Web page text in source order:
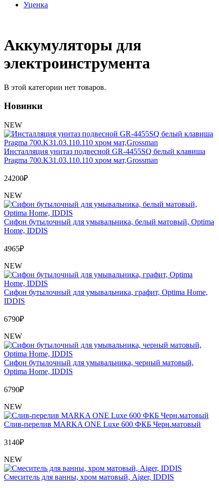
Уценка
Аккумуляторы для
электроинструмента
В этой категории нет товаров.
Новинки
NEW
Инсталляция унитаз подвесной GR-4455SQ белый клавиша
Pragma 700.K31.03.110.110 хром мат,Grossman
24200₽
NEW
Сифон бутылочный для умывальника, белый матовый, Optima
Home, IDDIS
4965₽
NEW
Сифон бутылочный для умывальника, графит, Optima Home,
IDDIS
6790₽
NEW
Сифон бутылочный для умывальника, черный матовый,
Optima Home, IDDIS
6790₽
NEW
Слив-перелив MARKA ONE Luxe 600 ФКБ Черн.матовый
3140₽
NEW
Cмеситель для ванны, хром матовый, Aiger, IDDIS